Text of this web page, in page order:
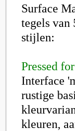
Surface
tegels van
stijlen:
Pressed
Interface
rustige
kleuren,